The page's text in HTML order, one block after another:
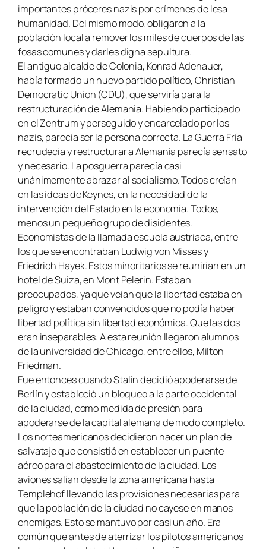
importantes próceres nazis por crímenes de lesa
humanidad. Del mismo modo, obligaron a la
población local a remover los miles de cuerpos de las
fosas comunes y darles digna sepultura.
El antiguo alcalde de Colonia, Konrad Adenauer,
había formado un nuevo partido político, Christian
Democratic Union (CDU), que serviría para la
restructuración de Alemania. Habiendo participado
en el Zentrum y perseguido y encarcelado por los
nazis, parecía ser la persona correcta. La Guerra Fría
recrudecía y restructurar a Alemania parecía sensato
y necesario. La posguerra parecía casi
unánimemente abrazar al socialismo. Todos creían
en las ideas de Keynes, en la necesidad de la
intervención del Estado en la economía. Todos,
menos un pequeño grupo de disidentes.
Economistas de la llamada escuela austriaca, entre
los que se encontraban Ludwig von Misses y
Friedrich Hayek. Estos minoritarios se reunirían en un
hotel de Suiza, en Mont Pelerin. Estaban
preocupados, ya que veían que la libertad estaba en
peligro y estaban convencidos que no podía haber
libertad política sin libertad económica. Que las dos
eran inseparables. A esta reunión llegaron alumnos
de la universidad de Chicago, entre ellos, Milton
Friedman.
Fue entonces cuando Stalin decidió apoderarse de
Berlín y estableció un bloqueo a la parte occidental
de la ciudad, como medida de presión para
apoderarse de la capital alemana de modo completo.
Los norteamericanos decidieron hacer un plan de
salvataje que consistió en establecer un puente
aéreo para el abastecimiento de la ciudad. Los
aviones salían desde la zona americana hasta
Templehof llevando las provisiones necesarias para
que la población de la ciudad no cayese en manos
enemigas. Esto se mantuvo por casi un año. Era
común que antes de aterrizar los pilotos americanos